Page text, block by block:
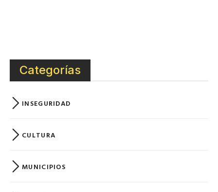
Categorías
INSEGURIDAD
CULTURA
MUNICIPIOS